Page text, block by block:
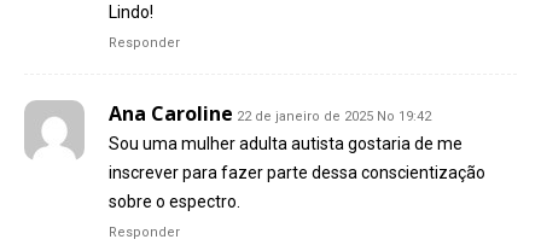
Lindo!
Responder
Ana Caroline 22 de janeiro de 2025 No 19:42
Sou uma mulher adulta autista gostaria de me
inscrever para fazer parte dessa conscientização
sobre o espectro.
Responder